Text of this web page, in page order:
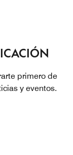
primero de
y eventos.